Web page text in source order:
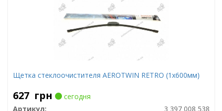
Щетка стеклоочистителя AEROTWIN RETRO (1х600мм)
627 грн
сегодня
Артикул:
3 397 008 538